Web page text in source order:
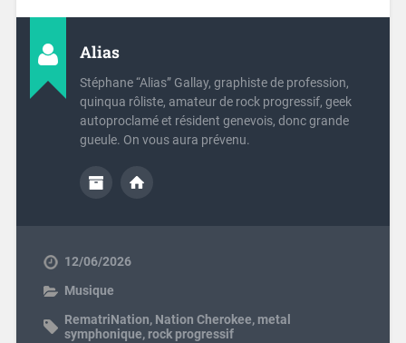
Alias
Stéphane “Alias” Gallay, graphiste de profession,
quinqua rôliste, amateur de rock progressif, geek
autoproclamé et résident genevois, donc grande
gueule. On vous aura prévenu.
12/06/2026
Musique
RematriNation, Nation Cherokee, metal
symphonique, rock progressif